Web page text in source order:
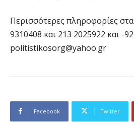
Περισσότερες πληροφορίες
9310408 και 213 2025922 και -
politistikosorg@yahoo.gr
Facebook Twitter